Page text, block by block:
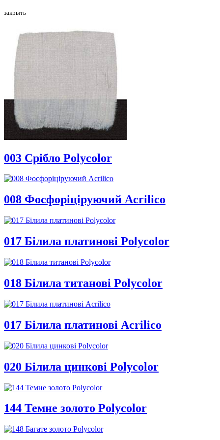
закрыть
003 Срібло Polycolor
008 Фосфоріціруючий Acrilico
017 Білила платинові Polycolor
018 Білила титанові Polycolor
017 Білила платинові Acrilico
020 Білила цинкові Polycolor
144 Темне золото Polycolor